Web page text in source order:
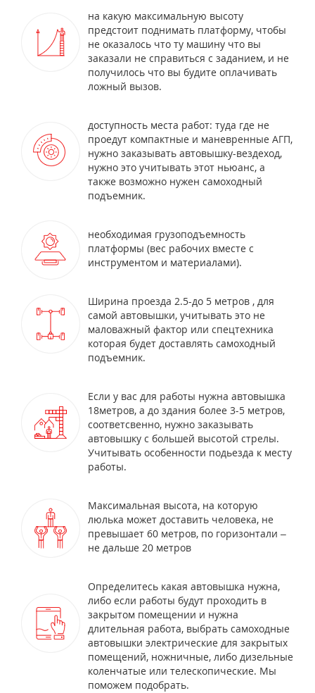
на какую максимальную высоту
предстоит поднимать платформу, чтобы
не оказалось что ту машину что вы
заказали не справиться с заданием, и не
получилось что вы будите оплачивать
ложный вызов.
доступность места работ: туда где не
проедут компактные и маневренные АГП,
нужно заказывать автовышку-вездеход,
нужно это учитывать этот ньюанс, а
также возможно нужен самоходный
подъемник.
необходимая грузоподъемность
платформы (вес рабочих вместе с
инструментом и материалами).
Ширина проезда 2.5-до 5 метров , для
самой автовышки, учитывать это не
маловажный фактор или спецтехника
которая будет доставлять самоходный
подъемник.
Если у вас для работы нужна автовышка
18метров, а до здания более 3-5 метров,
соответсвенно, нужно заказывать
автовышку с большей высотой стрелы.
Учитывать особенности подьезда к месту
работы.
Максимальная высота, на которую
люлька может доставить человека, не
превышает 60 метров, по горизонтали –
не дальше 20 метров
Определитесь какая автовышка нужна,
либо если работы будут проходить в
закрытом помещении и нужна
длительная работа, выбрать самоходные
автовышки электрические для закрытых
помещений, ножничные, либо дизельные
коленчатые или телескопические. Мы
поможем подобрать.